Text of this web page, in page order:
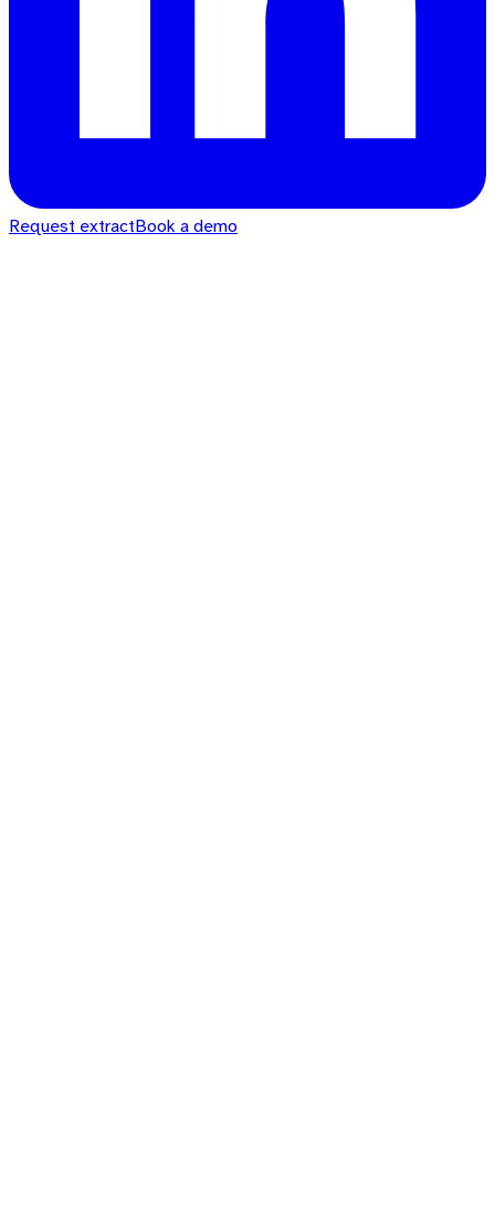
Request extractBook a demo